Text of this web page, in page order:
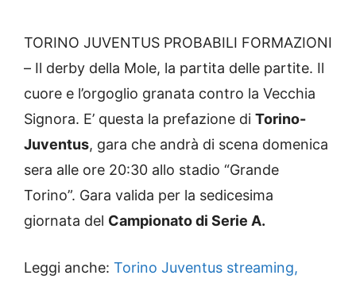
TORINO JUVENTUS PROBABILI FORMAZIONI
– Il derby della Mole, la partita delle partite. Il
cuore e l’orgoglio granata contro la Vecchia
Signora. E’ questa la prefazione di Torino-
Juventus, gara che andrà di scena domenica
sera alle ore 20:30 allo stadio “Grande
Torino”. Gara valida per la sedicesima
giornata del Campionato di Serie A.
Leggi anche: Torino Juventus streaming,